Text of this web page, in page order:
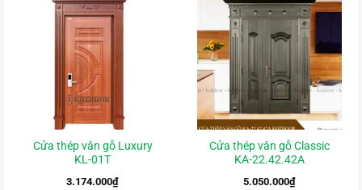
Cửa thép vân gỗ Luxury
KL-01T
3.174.000₫
Cửa thép vân gỗ Classic
KA-22.42.42A
5.050.000₫